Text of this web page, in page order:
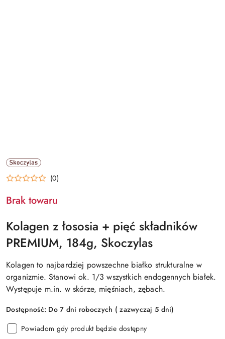
NAZWA
PRODUCENTA:
SKOCZYLAS (0)
Brak towaru
Kolagen z łososia + pięć składników
PREMIUM, 184g, Skoczylas
Kolagen to najbardziej powszechne białko strukturalne w
organizmie. Stanowi ok. 1/3 wszystkich endogennych białek.
Występuje m.in. w skórze, mięśniach, zębach.
Dostępność: Do 7 dni roboczych ( zazwyczaj 5 dni)
Powiadom gdy produkt będzie dostępny